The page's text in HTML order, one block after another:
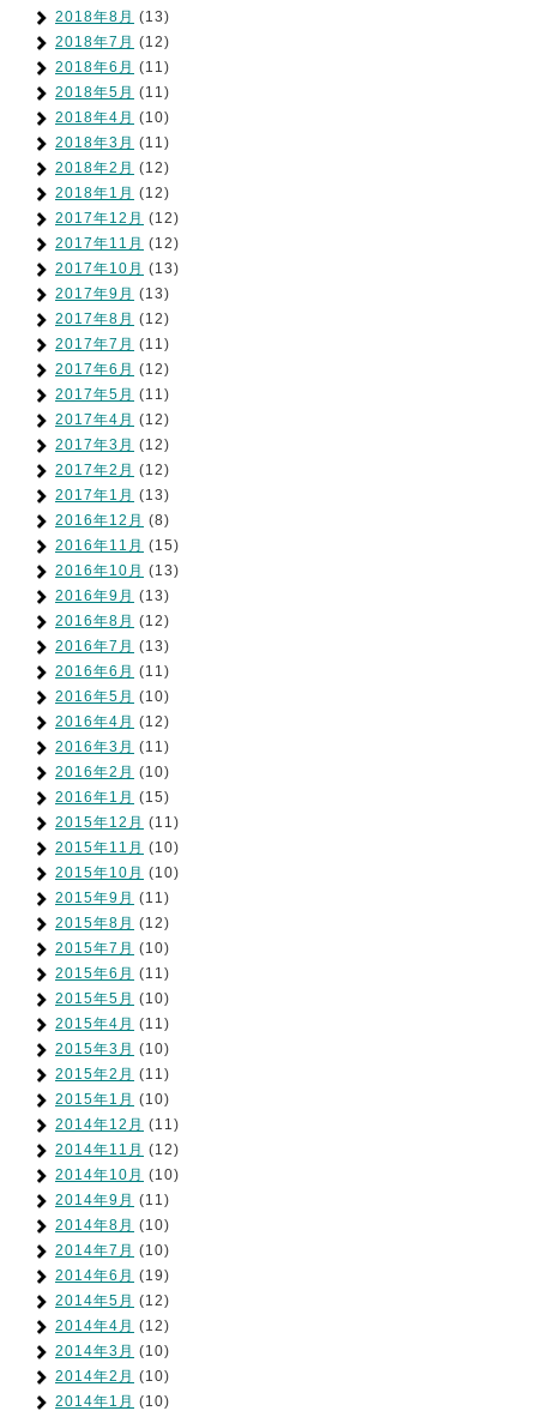
2018年8月 (13)
2018年7月 (12)
2018年6月 (11)
2018年5月 (11)
2018年4月 (10)
2018年3月 (11)
2018年2月 (12)
2018年1月 (12)
2017年12月 (12)
2017年11月 (12)
2017年10月 (13)
2017年9月 (13)
2017年8月 (12)
2017年7月 (11)
2017年6月 (12)
2017年5月 (11)
2017年4月 (12)
2017年3月 (12)
2017年2月 (12)
2017年1月 (13)
2016年12月 (8)
2016年11月 (15)
2016年10月 (13)
2016年9月 (13)
2016年8月 (12)
2016年7月 (13)
2016年6月 (11)
2016年5月 (10)
2016年4月 (12)
2016年3月 (11)
2016年2月 (10)
2016年1月 (15)
2015年12月 (11)
2015年11月 (10)
2015年10月 (10)
2015年9月 (11)
2015年8月 (12)
2015年7月 (10)
2015年6月 (11)
2015年5月 (10)
2015年4月 (11)
2015年3月 (10)
2015年2月 (11)
2015年1月 (10)
2014年12月 (11)
2014年11月 (12)
2014年10月 (10)
2014年9月 (11)
2014年8月 (10)
2014年7月 (10)
2014年6月 (19)
2014年5月 (12)
2014年4月 (12)
2014年3月 (10)
2014年2月 (10)
2014年1月 (10)